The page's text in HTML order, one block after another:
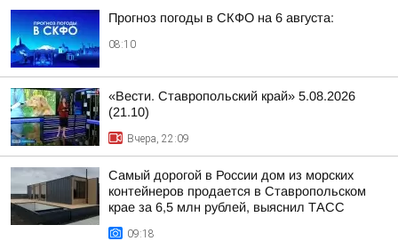
Прогноз погоды в СКФО на 6 августа:
08:10
«Вести. Ставропольский край» 5.08.2026
(21.10)
Вчера, 22:09
Самый дорогой в России дом из морских
контейнеров продается в Ставропольском
крае за 6,5 млн рублей, выяснил ТАСС
09:18